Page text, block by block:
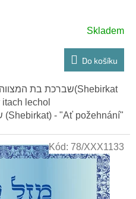
Skladem
Do košíku
lechol
Kód: 78/XXX1133